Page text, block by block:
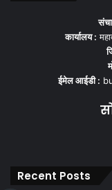
कार्यालय :
ईमेल आईडी :
Recent Posts